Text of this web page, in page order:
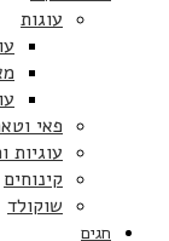
עוגות
פאי
עוגיות
קינוחים
שוקולד
חגים